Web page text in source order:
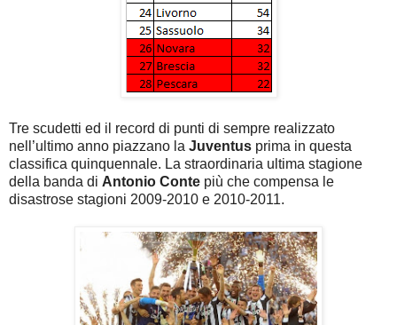
Tre scudetti ed il record di punti di sempre realizzato
nell’ultimo anno piazzano la Juventus prima in questa
classifica quinquennale. La straordinaria ultima stagione
della banda di Antonio Conte più che compensa le
disastrose stagioni 2009-2010 e 2010-2011.